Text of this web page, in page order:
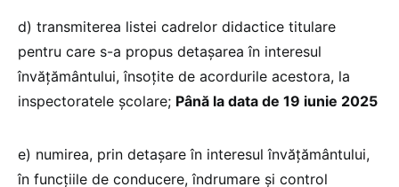
d) transmiterea listei cadrelor didactice titulare
pentru care s-a propus detaşarea în interesul
învăţământului, însoţite de acordurile acestora, la
inspectoratele şcolare; Până la data de 19 iunie 2025
e) numirea, prin detaşare în interesul învăţământului,
în funcţiile de conducere, îndrumare şi control